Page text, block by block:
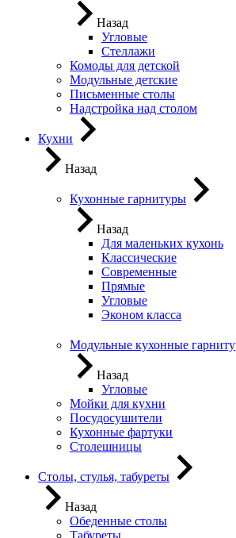
Назад
Угловые
Стеллажи
Комоды для детской
Модульные детские
Письменные столы
Надстройка над столом
Кухни
Назад
Кухонные гарнитуры
Назад
Для маленьких кухонь
Классические
Современные
Прямые
Угловые
Эконом класса
Модульные кухонные
Назад
Угловые
Мойки для кухни
Посудосушители
Кухонные фартуки
Столешницы
Столы, стулья, табуреты
Назад
Обеденные столы
Табуреты